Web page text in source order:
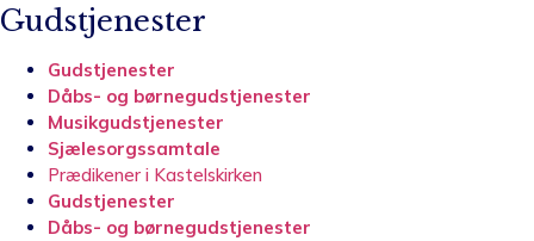
Gudstjenester
Gudstjenester
Dåbs- og børnegudstjenester
Musikgudstjenester
Sjælesorgssamtale
Prædikener i Kastelskirken
Gudstjenester
Dåbs- og børnegudstjenester